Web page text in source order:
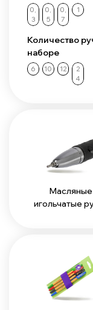
0,
3
0,
5
0,
7
1
Количество
наборе
6 10 12
2
4
Масляные
игольчатые